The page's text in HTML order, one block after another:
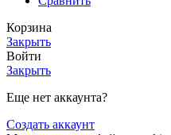
Корзина
Закрыть
Войти
Закрыть
Еще нет аккаунта?
Создать аккаунт